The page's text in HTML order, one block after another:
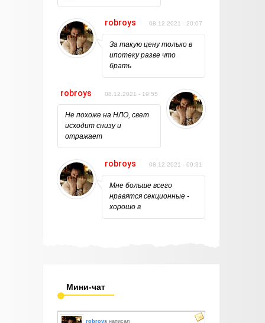
robroys 08.12.2021 - 20:07
За такую цену только в
ипотеку разве что
брать
robroys 08.12.2021 - 19:55
Не похоже на НЛО, свет
исходит снизу и
отражает
robroys 08.12.2021 - 09:31
Мне больше всего
нравятся секционные -
хорошо в
Мини-чат